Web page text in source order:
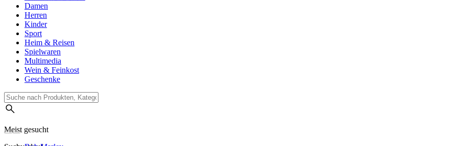
Damen
Herren
Kinder
Sport
Heim & Reisen
Spielwaren
Multimedia
Wein & Feinkost
Geschenke
Meist gesucht